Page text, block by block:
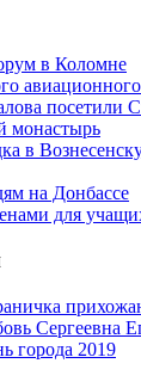
в Коломне
посетили
монастырь
в
на Донбассе
для
Сергеевна
города 2019